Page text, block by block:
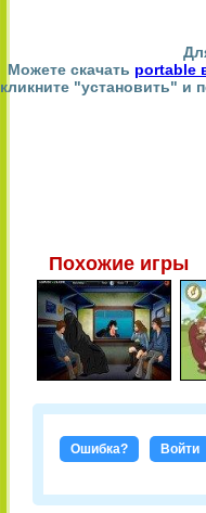
Можете скачать portable
кликните "установить" и
Похожие игры
Ошибка? Войти